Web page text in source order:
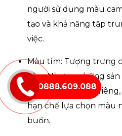
người sử dụng màu
tạo và khả năng tập
việc.
Màu tím: Tượng trưng
cảm. Nhưng những
chung và sofa nói
hạn chế lựa chọn màu
buồn.
0888.609.088